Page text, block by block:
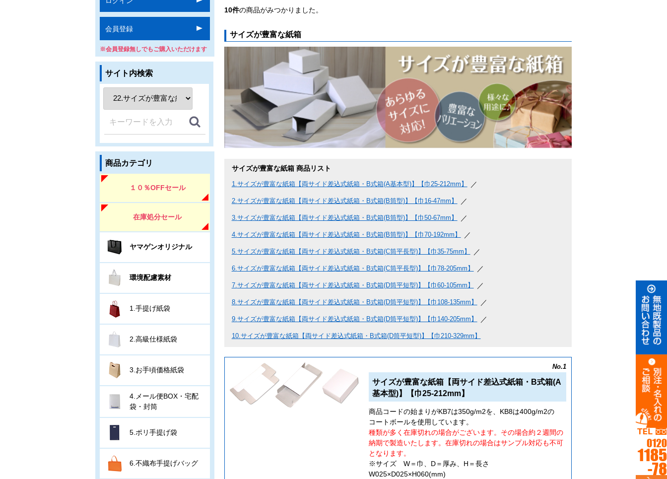
10件の商品がみつかりました。
サイズが豊富な紙箱
サイズが豊富な紙箱 商品リスト
1.サイズが豊富な紙箱【両サイド差込式紙箱・B式箱(A基本型)】【巾25-212mm】
2.サイズが豊富な紙箱【両サイド差込式紙箱・B式箱(B筒型)】【巾16-47mm】
3.サイズが豊富な紙箱【両サイド差込式紙箱・B式箱(B筒型)】【巾50-67mm】
4.サイズが豊富な紙箱【両サイド差込式紙箱・B式箱(B筒型)】【巾70-192mm】
5.サイズが豊富な紙箱【両サイド差込式紙箱・B式箱(C筒平長型)】【巾35-75mm】
6.サイズが豊富な紙箱【両サイド差込式紙箱・B式箱(C筒平長型)】【巾78-205mm】
7.サイズが豊富な紙箱【両サイド差込式紙箱・B式箱(D筒平短型)】【巾60-105mm】
8.サイズが豊富な紙箱【両サイド差込式紙箱・B式箱(D筒平短型)】【巾108-135mm】
9.サイズが豊富な紙箱【両サイド差込式紙箱・B式箱(D筒平短型)】【巾140-205mm】
10.サイズが豊富な紙箱【両サイド差込式紙箱・B式箱(D筒平短型)】【巾210-329mm】
No.1
サイズが豊富な紙箱【両サイド差込式紙箱・B式箱(A
基本型)】【巾25-212mm】
商品コードの始まりがKB7は350g/m2を、KB8は400g/m2の
コートボールを使用しています。
種類が多く在庫切れの場合がございます。その場合約２週間の
納期で製造いたします。在庫切れの場合はサンプル対応も不可
となります。
※サイズ W＝巾、D＝厚み、H＝長さ
W025×D025×H060(mm)
会員登録
※会員登録無しでもご購入いただけます
サイト内検索
商品カテゴリ
１０％OFFセール
在庫処分セール
ヤマゲンオリジナル
環境配慮素材
1.手提げ紙袋
2.高級仕様紙袋
3.お手頃価格紙袋
4.メール便BOX・宅配
袋・封筒
5.ポリ手提げ袋
6.不織布手提げバッグ